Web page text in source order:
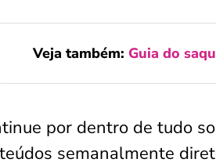
Veja também: Guia do
por dentro de tudo
semanalmente